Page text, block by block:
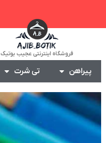
فروشگاه اینترنتی عجیب بوتیک
پیراهن تی شرت